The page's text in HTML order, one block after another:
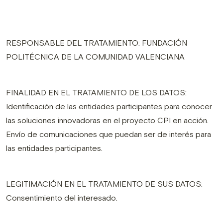
RESPONSABLE DEL TRATAMIENTO: FUNDACIÓN
POLITÉCNICA DE LA COMUNIDAD VALENCIANA
FINALIDAD EN EL TRATAMIENTO DE LOS DATOS:
Identificación de las entidades participantes para conocer
las soluciones innovadoras en el proyecto CPI en acción.
Envío de comunicaciones que puedan ser de interés para
las entidades participantes.
LEGITIMACIÓN EN EL TRATAMIENTO DE SUS DATOS:
Consentimiento del interesado.